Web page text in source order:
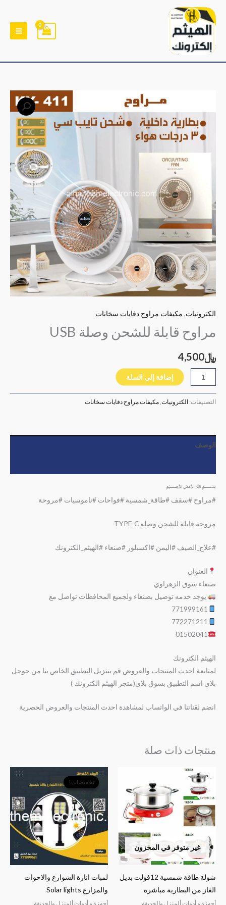
تخطي
المحتوى
الكترونيات, مكيفات مراوح دفايات سخانات
مراوح قابلة للشحن وصلة USB
﷼4,500
قابلة
للشحن
إضافة إلى السلة
التصنيفات: الكترونيات مكيفات مراوح دفايات سخانات
الوصف
﷽
#مراوح #سقف #طاقة_شمسية #فواحات #ناموسيات #مروحة
مروحة قابلة للشحن وصله TYPE-C
#علاج_الصيف #اليمن #اكسبلور #صنعاء #الهيثم_الكترونك
العنوان
صنعاء سوق الزهراوي
يوجد خدمه توصيل بصنعاء ولجميع المحافظات تواصل مع
771999161
772271211
01502041
الهيثم الكترونك
لمتابعة احدث المنتجات والعروض قم بتنزيل التطبيق الخاص بنا من جوجل
بلاي اسم التطبيق بسوق بلاي(متجر الهيثم الكترونك )
انضم لقناتنا في الواتساب لمشاهدة احدث المنتجات والعروض الحصرية
منتجات ذات صلة
غير متوفر في المخزون
شولة طاقة شمسية 12فولت بديل
الغاز من البطارية مباشرة
أجهزة و أدوات ألمنزل والحديقة
تخفيضات!
تخفيضات!
لمبات انارة الشوارع والاحوات
والمزارع Solar lights
أجهزة و أدوات ألمنزل والحديقة
السعر
الأصلي
هو:
هو:
﷼3,500.